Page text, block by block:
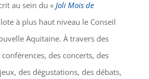
au sein du « Joli Mois de
à plus haut niveau le Conseil
Aquitaine. À travers des
des concerts, des
des dégustations, des débats,